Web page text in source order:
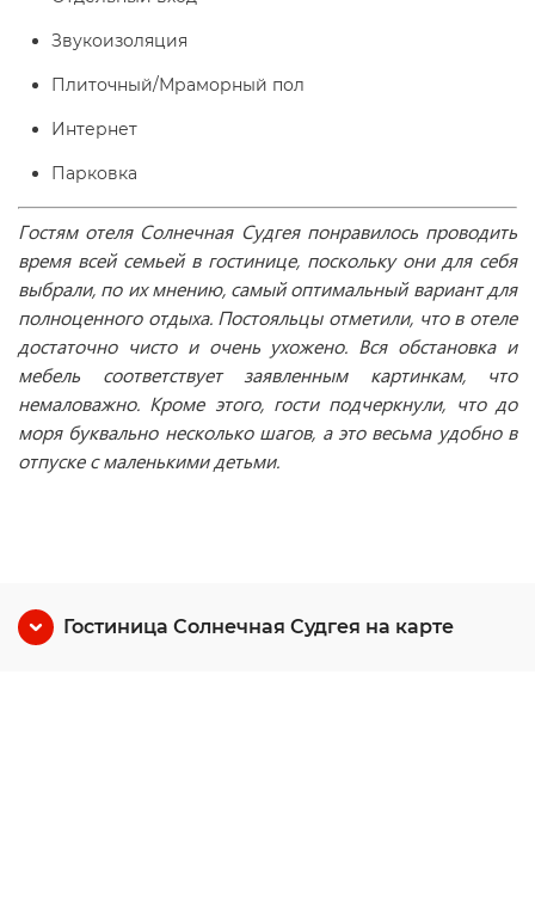
Звукоизоляция
Плиточный/Мраморный пол
Интернет
Парковка
Гостям отеля Солнечная Судгея понравилось проводить
время всей семьей в гостинице, поскольку они для себя
выбрали, по их мнению, самый оптимальный вариант для
полноценного отдыха. Постояльцы отметили, что в отеле
достаточно чисто и очень ухожено. Вся обстановка и
мебель соответствует заявленным картинкам, что
немаловажно. Кроме этого, гости подчеркнули, что до
моря буквально несколько шагов, а это весьма удобно в
отпуске с маленькими детьми.
Гостиница Солнечная Судгея на карте